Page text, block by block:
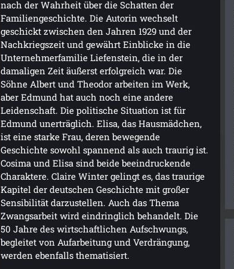
nach der Wahrheit über die Schatten der
Familiengeschichte. Die Autorin wechselt
geschickt zwischen den Jahren 1929 und der
Nachkriegszeit und gewährt Einblicke in die
Unternehmerfamilie Liefenstein, die in der
damaligen Zeit äußerst erfolgreich war. Die
Söhne Albert und Theodor arbeiten im Werk,
aber Edmund hat auch noch eine andere
Leidenschaft. Die politische Situation ist für
Edmund unerträglich. Elisa, das Hausmädchen,
ist eine starke Frau, deren bewegende
Geschichte sowohl spannend als auch traurig ist.
Cosima und Elisa sind beide beeindruckende
Charaktere. Claire Winter gelingt es, das traurige
Kapitel der deutschen Geschichte mit großer
Sensibilität darzustellen. Auch das Thema
Zwangsarbeit wird eindringlich behandelt. Die
50 Jahre des wirtschaftlichen Aufschwungs,
begleitet von Aufarbeitung und Verdrängung,
werden ebenfalls thematisiert.